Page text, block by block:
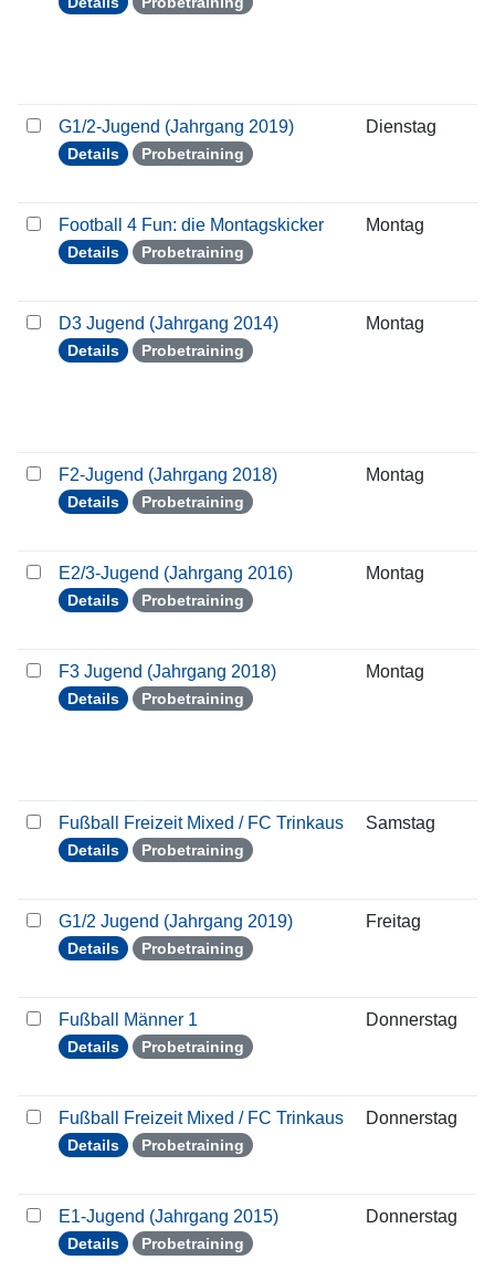
G1/2-Jugend (Jahrgang 2019)
Details Probetraining
Dienstag
Football 4 Fun: die Montagskicker
Details Probetraining
Montag
D3 Jugend (Jahrgang 2014)
Details Probetraining
Montag
F2-Jugend (Jahrgang 2018)
Details Probetraining
Montag
E2/3-Jugend (Jahrgang 2016)
Details Probetraining
Montag
F3 Jugend (Jahrgang 2018)
Details Probetraining
Montag
Fußball Freizeit Mixed / FC Trinkaus
Details Probetraining
Samstag
G1/2 Jugend (Jahrgang 2019)
Details Probetraining
Freitag
Fußball Männer 1
Details Probetraining
Donnerstag
Fußball Freizeit Mixed / FC Trinkaus
Details Probetraining
Donnerstag
E1-Jugend (Jahrgang 2015)
Details Probetraining
Donnerstag